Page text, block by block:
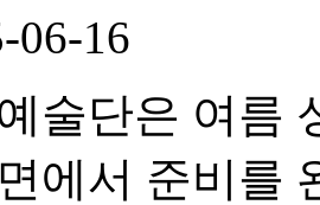
06-16
술단은 여름
에서 준비를